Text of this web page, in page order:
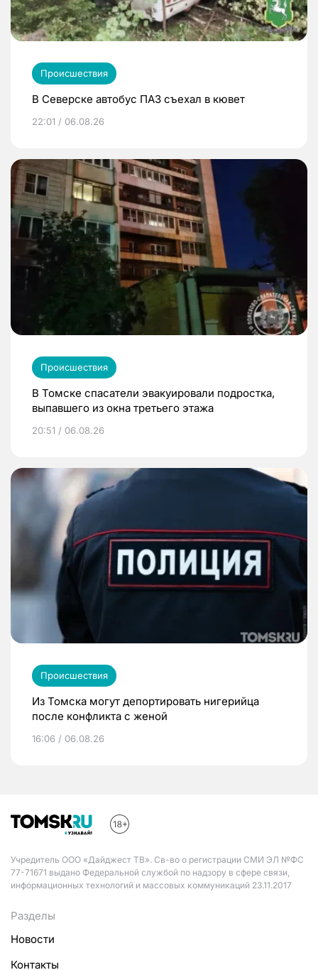
Происшествия
В Северске автобус ПАЗ съехал в кювет
22:01 / 06.08.26
Происшествия
В Томске спасатели эвакуировали подростка,
выпавшего из окна третьего этажа
20:51 / 06.08.26
Происшествия
Из Томска могут депортировать нигерийца
после конфликта с женой
16:06 / 06.08.26
Учредитель ООО «Дайджест ТВ». Св-во о регистрации СМИ ЭЛ №ФС
77-71671 выдано Федеральной службой по надзору в сфере связи,
информационных технологий и массовых коммуникаций 23.11.2017
Разделы
Новости
Контакты